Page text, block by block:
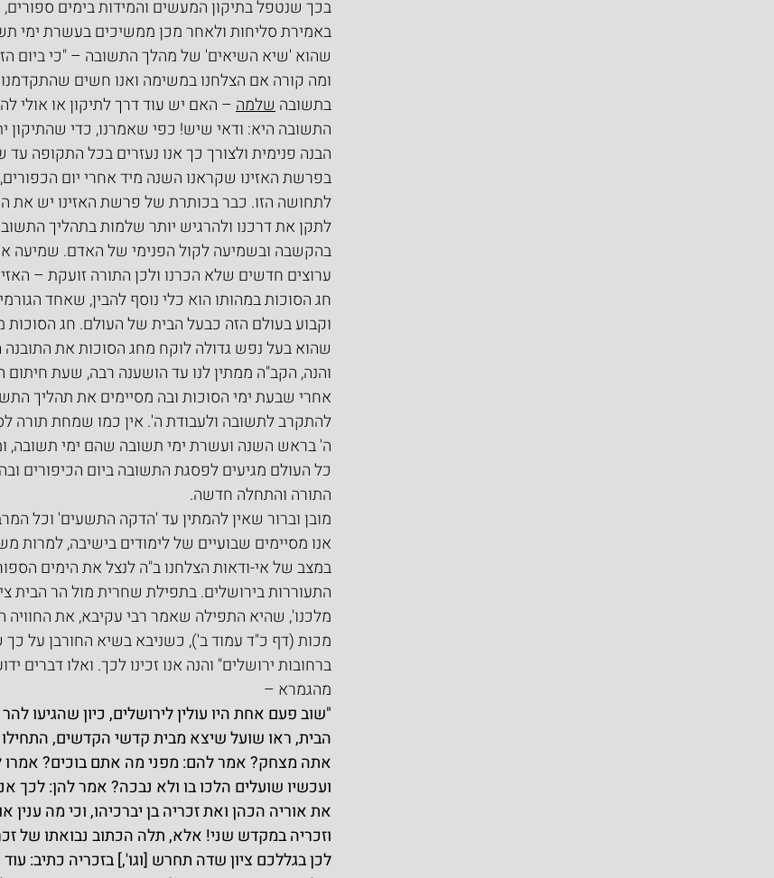
בכך שנטפל בתיקון המעשים והמידות בימים
באמירת סליחות ולאחר מכן ממשיכים בעשרת ימי
שהוא 'שיא השיאים' של מהלך התשובה – "כי ביום
ומה קורה אם הצלחנו במשימה ואנו חשים
בתשובה שלמה – האם יש עוד דרך לתיקון או אולי
התשובה היא: ודאי שיש! כפי שאמרנו, כדי שהתיקון
הבנה פנימית ולצורך כך אנו נעזרים בכל התקופה עד
בפרשת האזינו שקראנו השנה מיד אחרי יום
לתחושה הזו. כבר בכותרת של פרשת האזינו יש את
לתקן את דרכנו ולהרגיש יותר שלמות בתהליך
בהקשבה ובשמיעה לקול הפנימי של האדם. שמיעה
ערוצים חדשים שלא הכרנו ולכן התורה זועקת –
חג הסוכות במהותו הוא כלי נוסף להבין, שאחד
וקבוע בעולם הזה כבעל הבית של העולם. חג
שהוא בעל נפש גדולה לוקח מחג הסוכות את התובנה
והנה, הקב"ה ממתין לנו עד הושענה רבה, שעת
אחרי שבעת ימי הסוכות ובה מסיימים את תהליך
להתקרב לתשובה ולעבודת ה'. אין כמו שמחת תורה
ה' בראש השנה ועשרת ימי תשובה שהם ימי תשובה,
כל העולם מגיעים לפסגת התשובה ביום הכיפורים
התורה והתחלה חדשה.
מובן וברור שאין להמתין עד 'הדקה התשעים' וכל
אנו מסיימים שבועיים של לימודים בישיבה, למרות
במצב של אי-ודאות הצלחנו ב"ה לנצל את הימים
התעוררות בירושלים. בתפילת שחרית מול הר הבית
מלכנו', שהיא התפילה שאמר רבי עקיבא, את
מכות (דף כ"ד עמוד ב'), כשניבא בשיא החורבן על כך
ברחובות ירושלים" והנה אנו זכינו לכך. ואלו
מהגמרא –
"שוב פעם אחת היו עולין לירושלים, כיון שהגיעו
הבית, ראו שועל שיצא מבית קדשי הקדשים, התחילו
אתה מצחק? אמר להם: מפני מה אתם בוכים? אמרו
ועכשיו שועלים הלכו בו ולא נבכה? אמר להן: לכך
את אוריה הכהן ואת זכריה בן יברכיהו, וכי מה
וזכריה במקדש שני! אלא, תלה הכתוב נבואתו של
לכן בגללכם ציון שדה תחרש [וגו',] בזכריה כתיב: